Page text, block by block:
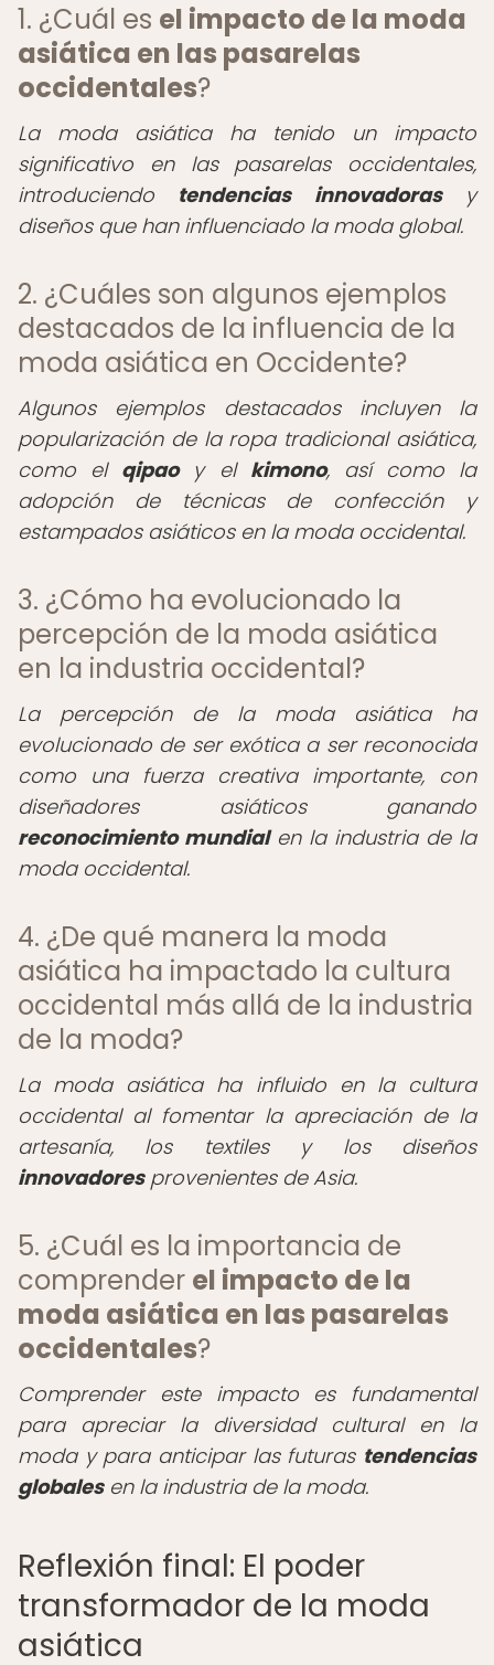
1. ¿Cuál es el impacto de la moda
asiática en las pasarelas
occidentales?
La moda asiática ha tenido un impacto
significativo en las pasarelas occidentales,
introduciendo tendencias innovadorasy
diseños que han influenciado la moda global.
2. ¿Cuáles son algunos ejemplos
destacados de la influencia de la
moda asiática en Occidente?
Algunos ejemplos destacados incluyen la
popularización de la ropa tradicional asiática,
como el qipaoy el kimono, así como la
adopción de técnicas de confección y
estampados asiáticos en la moda occidental.
3. ¿Cómo ha evolucionado la
percepción de la moda asiática
en la industria occidental?
La percepción de la moda asiática ha
evolucionado de ser exótica a ser reconocida
como una fuerza creativa importante, con
diseñadores asiáticos ganando
reconocimiento mundialen la industria de la
moda occidental.
4. ¿De qué manera la moda
asiática ha impactado la cultura
occidental más allá de la industria
de la moda?
La moda asiática ha influido en la cultura
occidental al fomentar la apreciación de la
artesanía, los textiles y los diseños
innovadoresprovenientes de Asia.
5. ¿Cuál es la importancia de
comprender el impacto de la
moda asiática en las pasarelas
occidentales?
Comprender este impacto es fundamental
para apreciar la diversidad cultural en la
moda y para anticipar las futuras tendencias
globalesen la industria de la moda.
Reflexión final: El poder
transformador de la moda
asiática